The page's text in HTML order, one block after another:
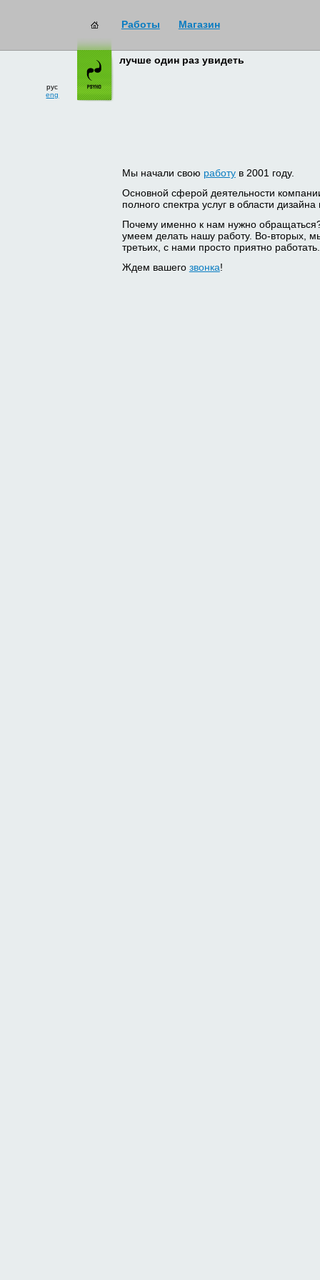
Работы Магазин
рус
eng
лучше один раз увидеть
Мы начали свою работув 2001 году.
Основной сферой деятельности
полного спектра услуг в области
Почему именно к нам нужно
умеем делать нашу работу. Во-вторых,
третьих, с нами просто приятно работать.
Ждем вашего звонка!